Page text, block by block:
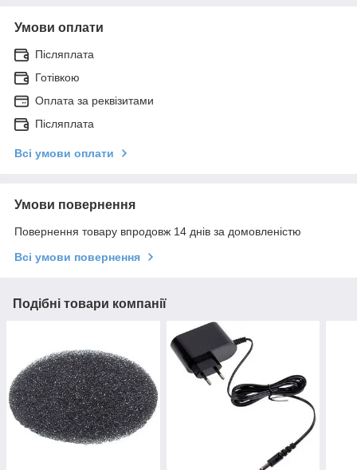
Умови оплати
Післяплата
Готівкою
Оплата за реквізитами
Післяплата
Всі умови оплати
Умови повернення
Повернення товару впродовж 14 днів за домовленістю
Всі умови повернення
Подібні товари компанії